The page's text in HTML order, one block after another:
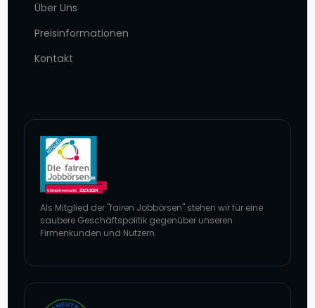
Über Uns
Preisinformationen
Kontakt
Als Mitglied der "fairen Jobbörsen" stehen wir für eine
saubere Geschäftspolitik gegenüber unseren
Firmenkunden und Nutzern.